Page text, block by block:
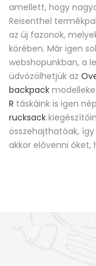
amellett, hogy
Reisenthel
az új fazonok,
körében. Már igen
webshopunkban, a
üdvözölhetjük az
backpack
R táskáink is igen
rucksack
összehajthatóak,
akkor elővenni őket,